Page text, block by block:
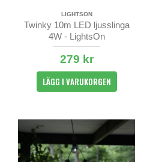
LIGHTSON
Twinky 10m LED ljusslinga
4W - LightsOn
279 kr
LÄGG I VARUKORGEN